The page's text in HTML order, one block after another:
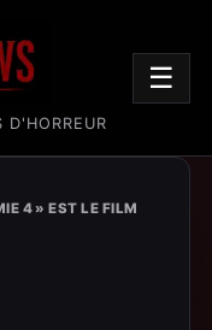
☰
4 » EST LE FILM